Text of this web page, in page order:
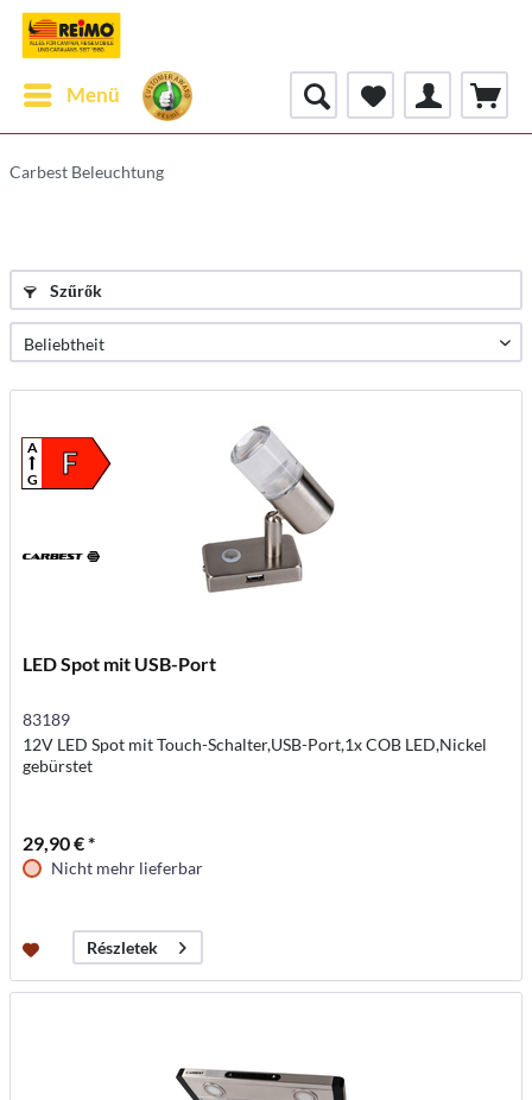
Menü
Carbest Beleuchtung
Szűrők
F
A
G
LED Spot mit USB-Port
83189
12V LED Spot mit Touch-Schalter,USB-Port,1x COB LED,Nickel
gebürstet
29,90 € *
Nicht mehr lieferbar
Részletek